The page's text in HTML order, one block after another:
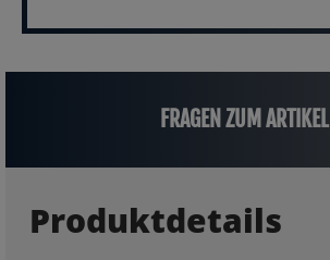
FRAGEN ZUM ARTIKEL
Produktdetails